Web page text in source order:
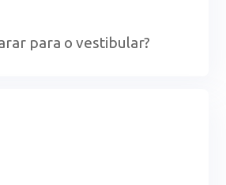
para o vestibular?